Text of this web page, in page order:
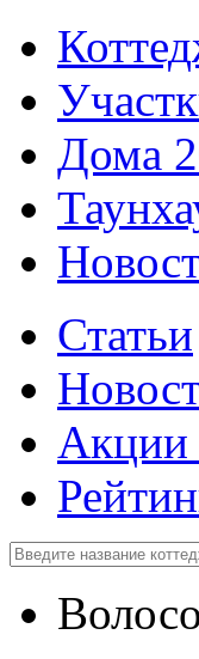
Дома
Статьи
Акции